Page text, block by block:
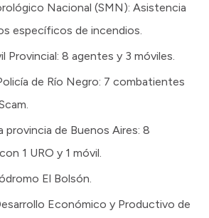
Nacional (SMN): Asistencia
específicos de incendios.
Provincial: 8 agentes y 3 móviles.
de Río Negro: 7 combatientes
provincia de Buenos Aires: 8
1 URO y 1 móvil.
El Bolsón.
Económico y Productivo de